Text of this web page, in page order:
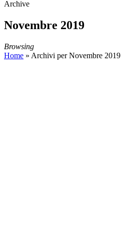
Archive
Novembre 2019
Browsing
Home » Archivi per Novembre 2019